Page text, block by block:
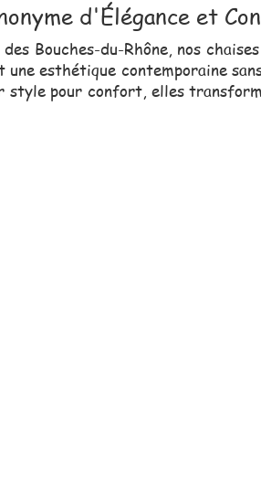
d'Élégance et
Bouches-du-Rhône, nos
esthétique contemporaine
style pour confort, elles